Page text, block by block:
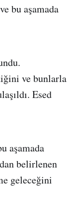
bu aşamada
ve bunlarla
Esed
aşamada
belirlenen
geleceğini